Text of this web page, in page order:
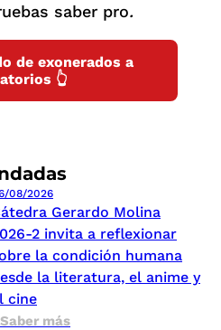
08/2026
Gerardo Molina
2 invita a reflexionar
la condición humana
la literatura, el anime y
cine
Saber más
saber pro.
de exonerados a
👆